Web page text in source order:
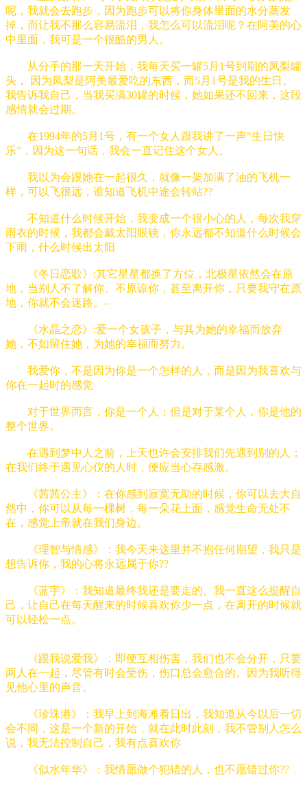
呢，我就会去跑步，因为跑步可以将你身体里面的水分蒸发
掉，而让我不那么容易流泪，我怎么可以流泪呢？在阿美的心
中里面，我可是一个很酷的男人。
从分手的那一天开始，我每天买一罐5月1号到期的凤梨罐
头， 因为凤梨是阿美最爱吃的东西，而5月1号是我的生日。
我告诉我自己，当我买满30罐的时候，她如果还不回来，这段
感情就会过期。
在1994年的5月1号，有一个女人跟我讲了一声“生日快
乐”，因为这一句话，我会一直记住这个女人。
我以为会跟她在一起很久，就像一架加满了油的飞机一
样，可以飞很远，谁知道飞机中途会转站??
不知道什么时候开始，我变成一个很小心的人，每次我穿
雨衣的时候，我都会戴太阳眼镜，你永远都不知道什么时候会
下雨，什么时候出太阳
《冬日恋歌》:其它星星都换了方位，北极星依然会在原
地，当别人不了解你、不原谅你，甚至离开你，只要我守在原
地，你就不会迷路。–
《水晶之恋》:爱一个女孩子，与其为她的幸福而放弃
她，不如留住她，为她的幸福而努力。
我爱你，不是因为你是一个怎样的人，而是因为我喜欢与
你在一起时的感觉
对于世界而言，你是一个人；但是对于某个人，你是他的
整个世界。
在遇到梦中人之前，上天也许会安排我们先遇到别的人；
在我们终于遇见心仪的人时，便应当心存感激。
《茜茜公主》：在你感到寂寞无助的时候，你可以去大自
然中，你可以从每一棵树，每一朵花上面，感觉生命无处不
在，感觉上帝就在我们身边。
《理智与情感》：我今天来这里并不抱任何期望，我只是
想告诉你，我的心将永远属于你??
《蓝宇》：我知道最终我还是要走的。我一直这么提醒自
己，让自己在每天醒来的时候喜欢你少一点，在离开的时候就
可以轻松一点。
《跟我说爱我》：即便互相伤害，我们也不会分开，只要
两人在一起，尽管有时会受伤，伤口总会愈合的。因为我听得
见他心里的声音。
《珍珠港》：我早上到海滩看日出，我知道从今以后一切
会不同，这是一个新的开始，就在此时此刻，我不管别人怎么
说，我无法控制自己，我有点喜欢你
《似水年华》：我情愿做个犯错的人，也不愿错过你??